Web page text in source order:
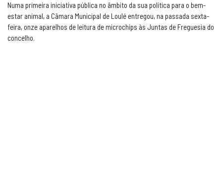
Numa primeira iniciativa pública no âmbito da sua política para o bem-
estar animal, a Câmara Municipal de Loulé entregou, na passada sexta-
feira, onze aparelhos de leitura de microchips às Juntas de Freguesia do
concelho.